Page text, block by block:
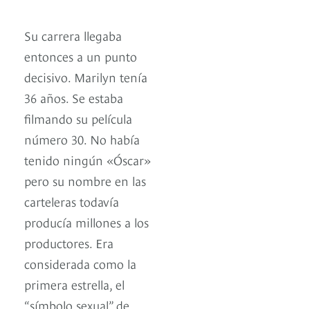
Su carrera llegaba
entonces a un punto
decisivo. Marilyn tenía
36 años. Se estaba
filmando su película
número 30. No había
tenido ningún «Óscar»
pero su nombre en las
carteleras todavía
producía millones a los
productores. Era
considerada como la
primera estrella, el
“símbolo sexual” de